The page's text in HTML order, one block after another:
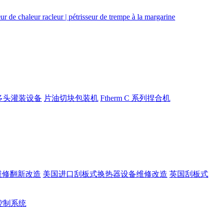
头灌装设备 片油切块包装机 Ftherm C 系列捏合机
修翻新改造 美国进口刮板式换热器设备维修改造 英国刮板式
制系统